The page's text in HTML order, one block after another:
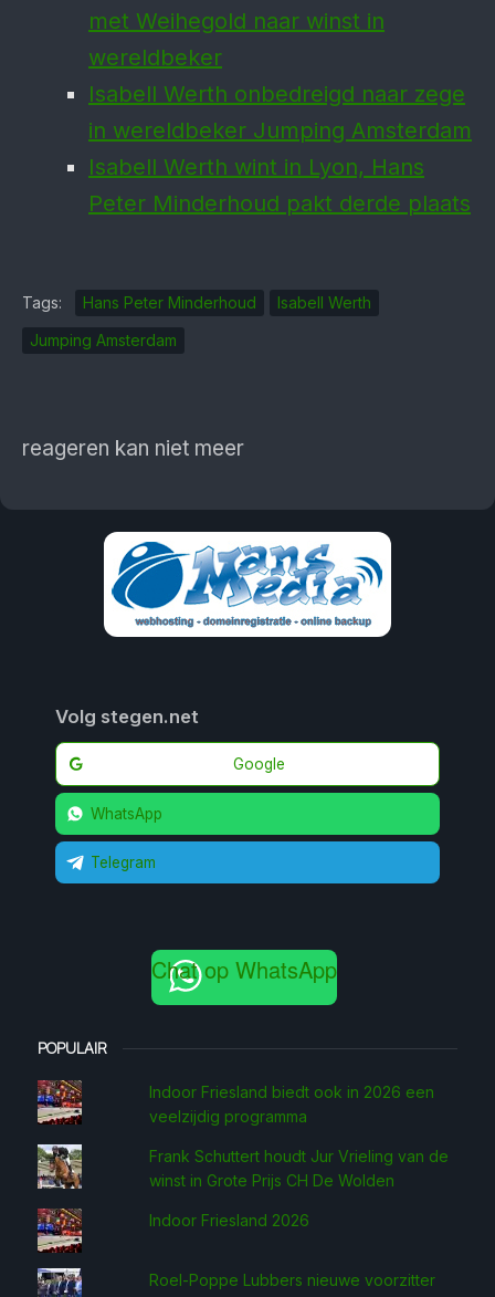
met Weihegold naar winst in
wereldbeker
Isabell Werth onbedreigd naar zege
in wereldbeker Jumping Amsterdam
Isabell Werth wint in Lyon, Hans
Peter Minderhoud pakt derde plaats
Tags: Hans Peter Minderhoud
Isabell Werth
Jumping Amsterdam
reageren kan niet meer
Volg stegen.net
Google
WhatsApp
Telegram
Chat op WhatsApp
POPULAIR
Indoor Friesland biedt ook in 2026 een
veelzijdig programma
Frank Schuttert houdt Jur Vrieling van de
winst in Grote Prijs CH De Wolden
Indoor Friesland 2026
Roel-Poppe Lubbers nieuwe voorzitter